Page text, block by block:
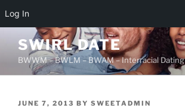
Log In
content
SWIRL DATE
BWWM – BWLM – BWAM – Interracial Dating
POSTED
JUNE 7, 2013 BY SWEETADMIN